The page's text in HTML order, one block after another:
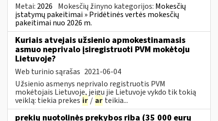
Metai: 2026 Mokesčių žinyno kategorijos: Mokesčių
įstatymų pakeitimai » Pridėtinės vertės mokesčių
pakeitimai nuo 2026 m.
Kuriais atvejais užsienio apmokestinamasis
asmuo neprivalo įsiregistruoti PVM mokėtoju
Lietuvoje?
Web turinio sąrašas 2021-06-04
Užsienio asmenys neprivalo registruotis PVM
mokėtojais Lietuvoje, jeigu jie Lietuvoje vykdo tik tokią
veiklą: tiekia prekes ir / ar teikia...
prekių nuotolinės prekybos riba (35 000 eurų